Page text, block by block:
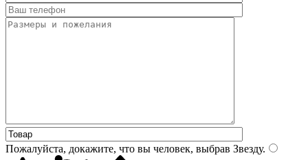
Пожалуйста, докажите, что вы человек, выбрав Звезду.